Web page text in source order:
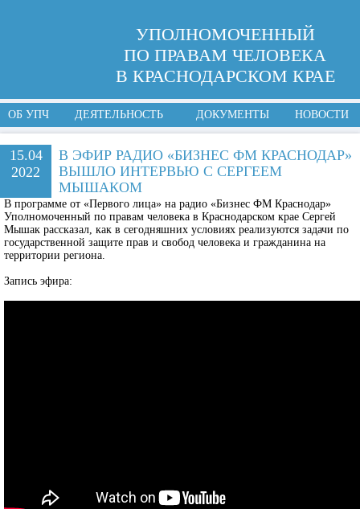
УПОЛНОМОЧЕННЫЙ
ПО ПРАВАМ ЧЕЛОВЕКА
В КРАСНОДАРСКОМ КРАЕ
ОБ УПЧ ДЕЯТЕЛЬНОСТЬ ДОКУМЕНТЫ НОВОСТИ
15.04
2022
В ЭФИР РАДИО «БИЗНЕС ФМ КРАСНОДАР»
ВЫШЛО ИНТЕРВЬЮ С СЕРГЕЕМ
МЫШАКОМ
В программе от «Первого лица» на радио «Бизнес ФМ Краснодар»
Уполномоченный по правам человека в Краснодарском крае Сергей
Мышак рассказал, как в сегодняшних условиях реализуются задачи по
государственной защите прав и свобод человека и гражданина на
территории региона.
Запись эфира: